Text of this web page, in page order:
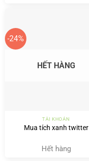
-24%
HẾT HÀNG
TÀI KHOẢN
Mua tích xanh twitter
Hết hàng